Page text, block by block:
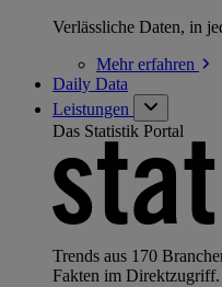
Verlässliche Daten, in
Mehrerfahren
Daily Data
Leistungen
Das Statistik Portal
Trends aus 170
Fakten im Direktzugriff.